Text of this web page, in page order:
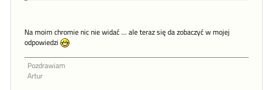
Na moim chromie nic nie widać ... ale teraz się da zobaczyć w mojej
odpowiedzi
Pozdrawiam
Artur